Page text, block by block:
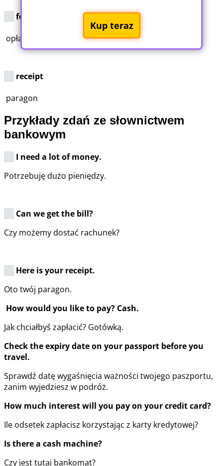
fee
opłata
receipt
paragon
Przykłady zdań ze słownictwem
bankowym
I need a lot of money.
Potrzebuję dużo pieniędzy.
Can we get the bill?
Czy możemy dostać rachunek?
Here is your receipt.
Oto twój paragon.
How would you like to pay? Cash.
Jak chciałbyś zapłacić? Gotówką.
Check the expiry date on your passport before you
travel.
Sprawdź datę wygaśnięcia ważności twojego paszportu,
zanim wyjedziesz w podróż.
How much interest will you pay on your credit card?
Ile odsetek zapłacisz korzystając z karty kredytowej?
Is there a cash machine?
Czy jest tutaj bankomat?
Kup teraz